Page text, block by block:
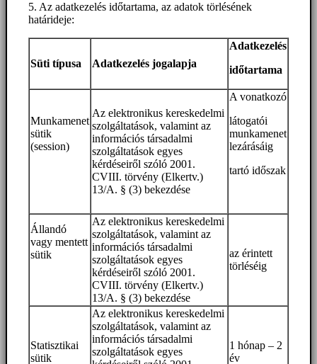
5. Az adatkezelés időtartama, az adatok törlésének
határideje:
Süti típusa Adatkezelés jogalapja
Adatkezelés
időtartama
Munkamenet
sütik
(session)
Az elektronikus kereskedelmi
szolgáltatások, valamint az
információs társadalmi
szolgáltatások egyes
kérdéseiről szóló 2001.
CVIII. törvény (Elkertv.)
13/A. § (3) bekezdése
A vonatkozó
látogatói
munkamenet
lezárásáig
tartó időszak
Állandó
vagy mentett
sütik
Az elektronikus kereskedelmi
szolgáltatások, valamint az
információs társadalmi
szolgáltatások egyes
kérdéseiről szóló 2001.
CVIII. törvény (Elkertv.)
13/A. § (3) bekezdése
az érintett
törléséig
Statisztikai
sütik
Az elektronikus kereskedelmi
szolgáltatások, valamint az
információs társadalmi
szolgáltatások egyes
1 hónap – 2
év